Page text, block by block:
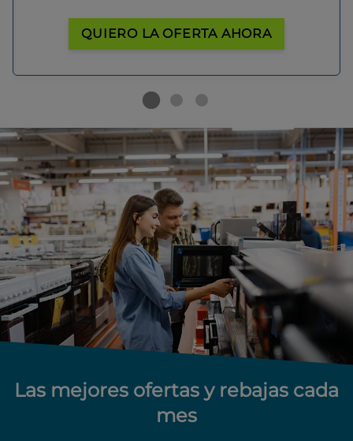
QUIERO LA OFERTA AHORA
Las mejores ofertas y rebajas cada
mes